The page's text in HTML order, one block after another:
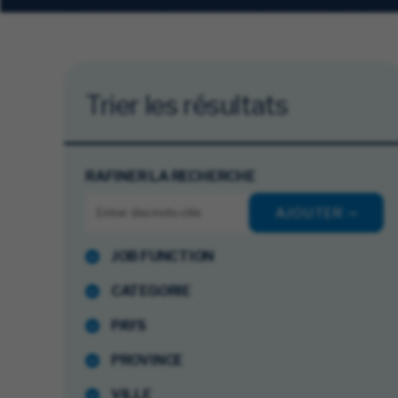
Trier les résultats
RAFINER LA RECHERCHE
AJOUTER
JOB FUNCTION
CATEGORIE
PAYS
PROVINCE